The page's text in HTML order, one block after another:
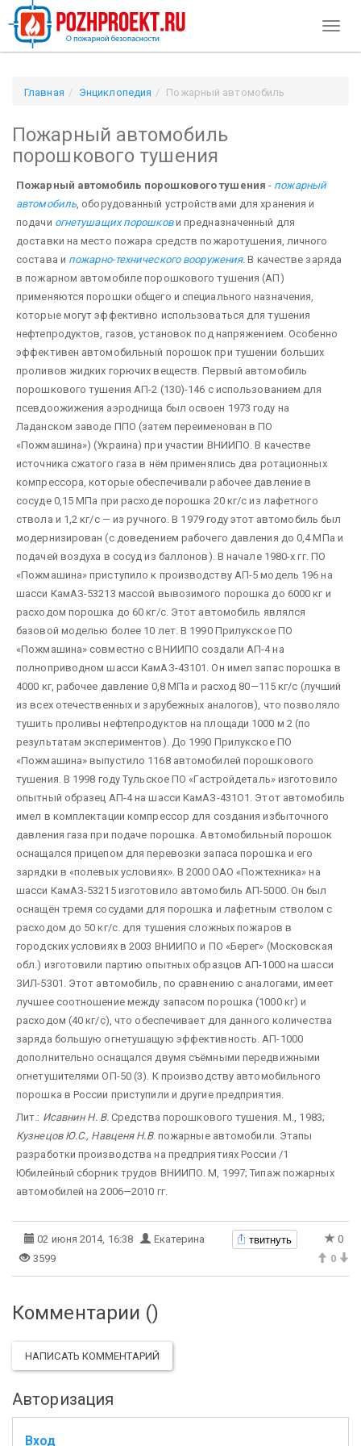
Главная Энциклопедия
Пожарный автомобиль
Пожарный автомобиль
порошкового тушения
Пожарный автомобиль порошкового тушения - пожарный
автомобиль , оборудованный устройствами для хранения и
подачи огнетушащих порошкови предназначенный для
доставки на место пожара средств пожаротушения, личного
состава и пожарно-технического вооружения. В качестве заряда
в пожарном автомобиле порошкового тушения (АП)
применяются порошки общего и специального назначения,
которые могут эффективно использоваться для тушения
нефтепродуктов, газов, установок под напряжением. Особенно
эффективен автомобильный порошок при тушении больших
проливов жидких горючих веществ. Первый автомобиль
порошкового тушения АП-2 (130)-146 с использованием для
псевдоожижения аэроднища был освоен 1973 году на
Ладанском заводе ППО (затем переименован в ПО
«Пожмашина») (Украина) при участии ВНИИПО. В качестве
источника сжатого газа в нём применялись два ротационных
компрессора, которые обеспечивали рабочее давление в
сосуде 0,15 МПа при расходе порошка 20 кг/с из лафетного
ствола и 1,2 кг/с — из ручного. В 1979 году этот автомобиль был
модернизирован (с доведением рабочего давления до 0,4 МПа и
подачей воздуха в сосуд из баллонов). В начале 1980-х гг. ПО
«Пожмашина» приступило к производству АП-5 модель 196 на
шасси КамАЗ-53213 массой вывозимого порошка до 6000 кг и
расходом порошка до 60 кг/с. Этот автомобиль являлся
базовой моделью более 10 лет. В 1990 Прилукское ПО
«Пожмашина» совместно с ВНИИПО создали АП-4 на
полноприводном шасси КамАЗ-43101. Он имел запас порошка в
4000 кг, рабочее давление 0,8 МПа и расход 80—115 кг/с (лучший
из всех отечественных и зарубежных аналогов), что позволяло
тушить проливы нефтепродуктов на площади 1000 м 2 (по
результатам экспериментов). До 1990 Прилукское ПО
«Пожмашина» выпустило 1168 автомобилей порошкового
тушения. В 1998 году Тульское ПО «Гастройдеталь» изготовило
опытный образец АП-4 на шасси КамАЗ-431О1. Этот автомобиль
имел в комплектации компрессор для создания избыточного
давления газа при подаче порошка. Автомобильный порошок
оснащался прицепом для перевозки запаса порошка и его
зарядки в «полевых условиях». В 2000 ОАО «Пожтехника» на
шасси КамАЗ-53215 изготовило автомобиль АП-5000. Он был
оснащён тремя сосудами для порошка и лафетным стволом с
расходом до 50 кг/с. для тушения сложных пожаров в
городских условиях в 2003 ВНИИПО и ПО «Берег» (Московская
обл.) изготовили партию опытных образцов АП-1000 на шасси
ЗИЛ-5301. Этот автомобиль, по сравнению с аналогами, имеет
лучшее соотношение между запасом порошка (1000 кг) и
расходом (40 кг/с), что обеспечивает для данного количества
заряда большую огнетушащую эффективность. АП-1000
дополнительно оснащался двумя съёмными передвижными
огнетушителями ОП-50 (3). К производству автомобильного
порошка в России приступили и другие предприятия.
Лит.: Исавнин Н. В. Средства порошкового тушения. М., 1983;
Кузнецов Ю.С., Навценя Н.В. пожарные автомобили. Этапы
разработки производства на предприятиях России /1
Юбилейный сборник трудов ВНИИПО. М, 1997; Типаж пожарных
автомобилей на 2006—2010 гг.
02 июня 2014, 16:38 Екатерина твитнуть
0
3599
0
Комментарии ()
НАПИСАТЬ КОММЕНТАРИЙ
Авторизация
Вход